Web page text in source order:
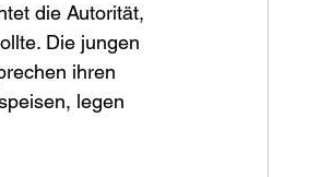
die Autorität,
Die jungen
ihren
legen